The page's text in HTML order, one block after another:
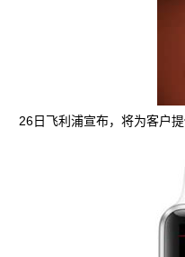
26日飞利浦宣布，将为客户提